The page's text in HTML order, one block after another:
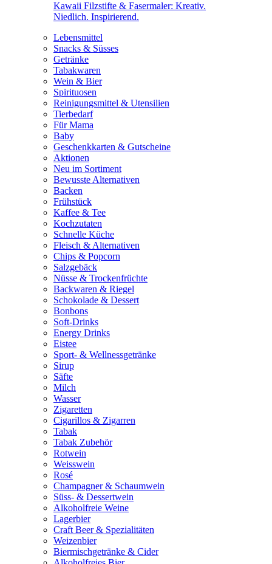
Kawaii Filzstifte & Fasermaler: Kreativ.
Niedlich. Inspirierend.
Lebensmittel
Snacks & Süsses
Getränke
Tabakwaren
Wein & Bier
Spirituosen
Reinigungsmittel & Utensilien
Tierbedarf
Für Mama
Baby
Geschenkkarten & Gutscheine
Aktionen
Neu im Sortiment
Bewusste Alternativen
Backen
Frühstück
Kaffee & Tee
Kochzutaten
Schnelle Küche
Fleisch & Alternativen
Chips & Popcorn
Salzgebäck
Nüsse & Trockenfrüchte
Backwaren & Riegel
Schokolade & Dessert
Bonbons
Soft-Drinks
Energy Drinks
Eistee
Sport- & Wellnessgetränke
Sirup
Säfte
Milch
Wasser
Zigaretten
Cigarillos & Zigarren
Tabak
Tabak Zubehör
Rotwein
Weisswein
Rosé
Champagner & Schaumwein
Süss- & Dessertwein
Alkoholfreie Weine
Lagerbier
Craft Beer & Spezialitäten
Weizenbier
Biermischgetränke & Cider